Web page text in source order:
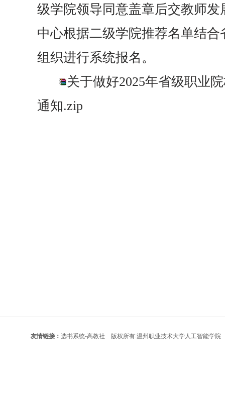
级学院领导同意盖章后交教师发
中心根据二级学院推荐名单结
组织进行系统报名。
关于做好2025年省级职业
通知.zip
友情链接： 选书系统-高教社 版权所有:温州职业技术大学人工智能学